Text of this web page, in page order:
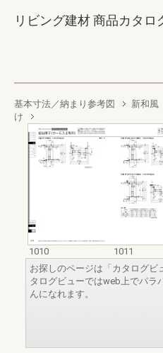
リビング建材 商品カタ
基本寸法／納まり参考図 新和風
け
1010
1011
お探しのページは「カタログビ
タログビューではweb上でパラ
んになれます。